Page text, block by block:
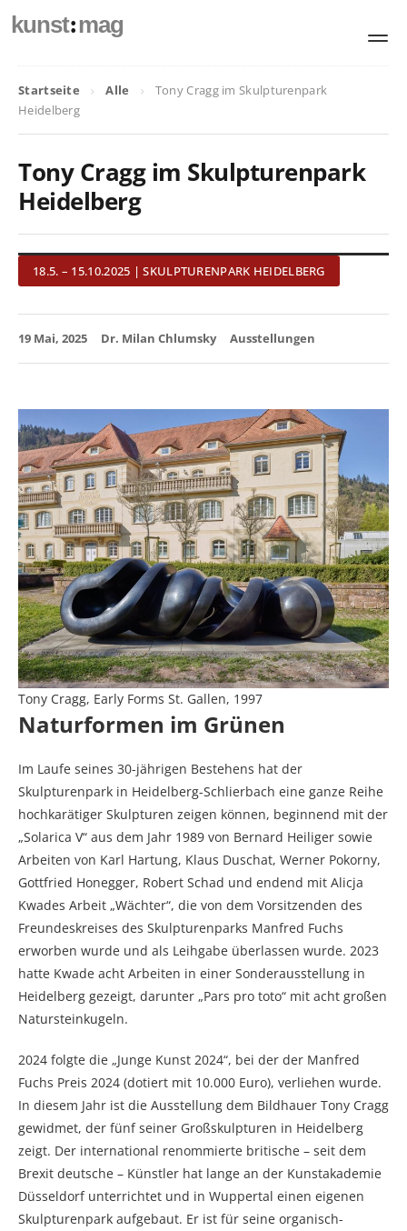
kunst:mag
Startseite Alle
Tony Cragg im Skulpturenpark
Heidelberg
Tony Cragg im Skulpturenpark
Heidelberg
18.5. – 15.10.2025 | SKULPTURENPARK HEIDELBERG
19 Mai, 2025 Dr. Milan Chlumsky Ausstellungen
Tony Cragg, Early Forms St. Gallen, 1997
Naturformen im Grünen
Im Laufe seines 30-jährigen Bestehens hat der
Skulpturenpark in Heidelberg-Schlierbach eine ganze Reihe
hochkarätiger Skulpturen zeigen können, beginnend mit der
„Solarica V“ aus dem Jahr 1989 von Bernard Heiliger sowie
Arbeiten von Karl Hartung, Klaus Duschat, Werner Pokorny,
Gottfried Honegger, Robert Schad und endend mit Alicja
Kwades Arbeit „Wächter“, die von dem Vorsitzenden des
Freundeskreises des Skulpturenparks Manfred Fuchs
erworben wurde und als Leihgabe überlassen wurde. 2023
hatte Kwade acht Arbeiten in einer Sonderausstellung in
Heidelberg gezeigt, darunter „Pars pro toto“ mit acht großen
Natursteinkugeln.
2024 folgte die „Junge Kunst 2024“, bei der der Manfred
Fuchs Preis 2024 (dotiert mit 10.000 Euro), verliehen wurde.
In diesem Jahr ist die Ausstellung dem Bildhauer Tony Cragg
gewidmet, der fünf seiner Großskulpturen in Heidelberg
zeigt. Der international renommierte britische – seit dem
Brexit deutsche – Künstler hat lange an der Kunstakademie
Düsseldorf unterrichtet und in Wuppertal einen eigenen
Skulpturenpark aufgebaut. Er ist für seine organisch-